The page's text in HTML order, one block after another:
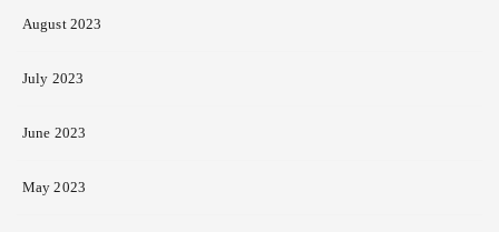
August 2023
July 2023
June 2023
May 2023